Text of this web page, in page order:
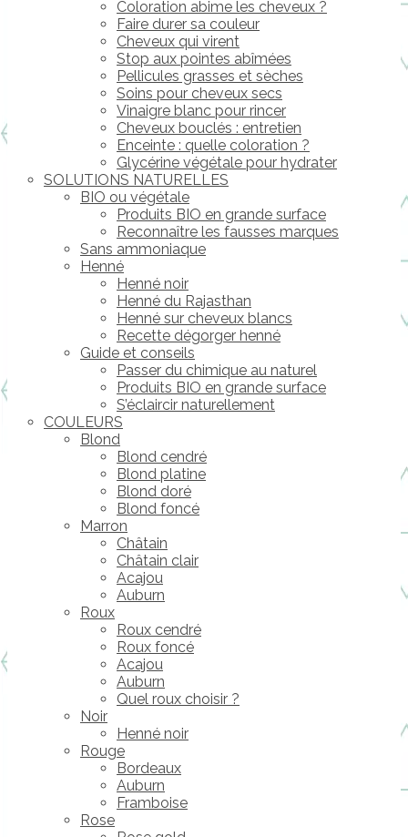
Coloration abime les cheveux ?
Faire durer sa couleur
Cheveux qui virent
Stop aux pointes abîmées
Pellicules grasses et sèches
Soins pour cheveux secs
Vinaigre blanc pour rincer
Cheveux bouclés : entretien
Enceinte : quelle coloration ?
Glycérine végétale pour hydrater
SOLUTIONS NATURELLES
BIO ou végétale
Produits BIO en grande surface
Reconnaître les fausses marques
Sans ammoniaque
Henné
Henné noir
Henné du Rajasthan
Henné sur cheveux blancs
Recette dégorger henné
Guide et conseils
Passer du chimique au naturel
Produits BIO en grande surface
S’éclaircir naturellement
COULEURS
Blond
Blond cendré
Blond platine
Blond doré
Blond foncé
Marron
Châtain
Châtain clair
Acajou
Auburn
Roux
Roux cendré
Roux foncé
Acajou
Auburn
Quel roux choisir ?
Noir
Henné noir
Rouge
Bordeaux
Auburn
Framboise
Rose